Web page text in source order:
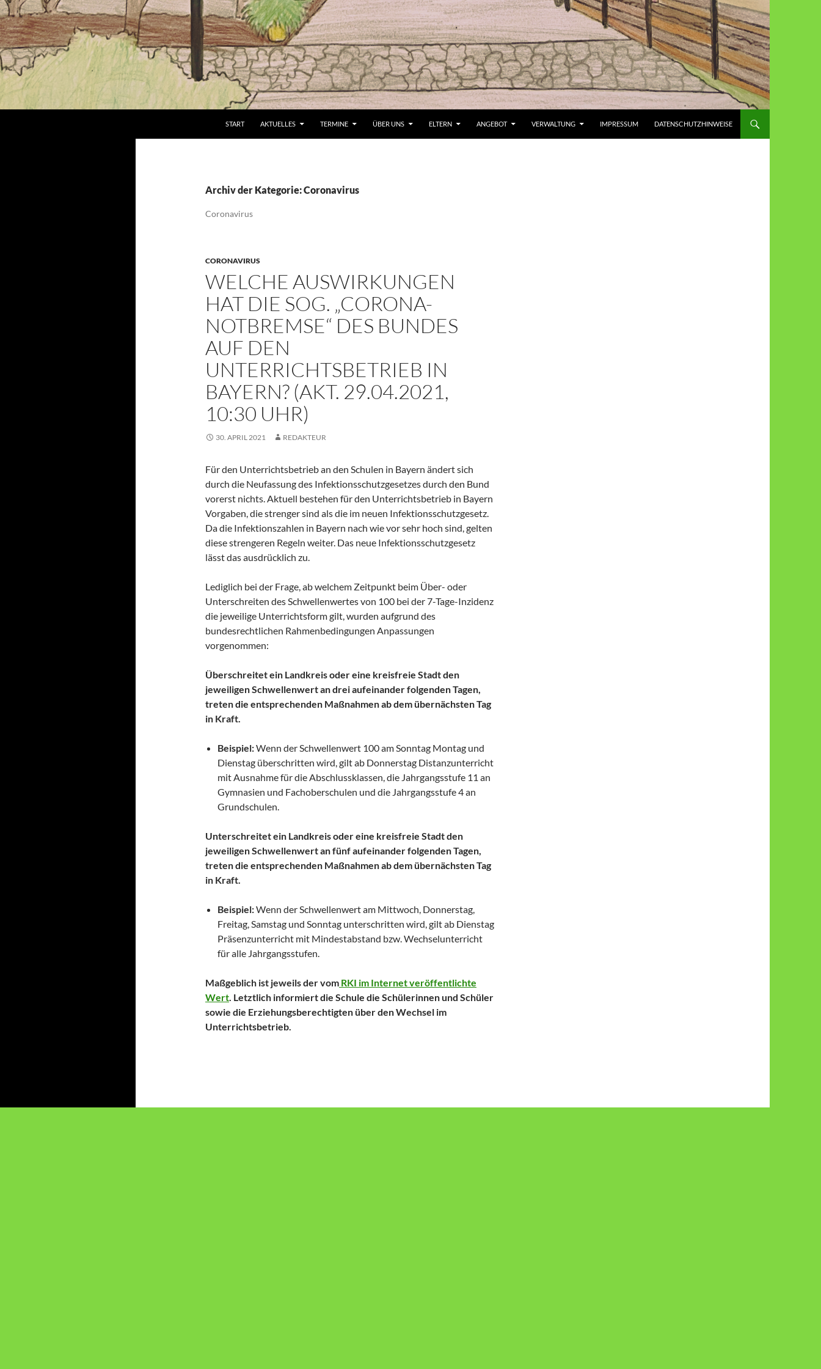
START AKTUELLES TERMINE ÜBER UNS ELTERN ANGEBOT VERWALTUNG IMPRESSUM DATENSCHUTZHINWEISE
Archiv der Kategorie: Coronavirus
Coronavirus
CORONAVIRUS
WELCHE AUSWIRKUNGEN
HAT DIE SOG. „CORONA-
NOTBREMSE“ DES BUNDES
AUF DEN
UNTERRICHTSBETRIEB IN
BAYERN? (AKT. 29.04.2021,
10:30 UHR)
30. APRIL 2021 REDAKTEUR
Für den Unterrichtsbetrieb an den Schulen in Bayern ändert sich
durch die Neufassung des Infektionsschutzgesetzes durch den Bund
vorerst nichts. Aktuell bestehen für den Unterrichtsbetrieb in Bayern
Vorgaben, die strenger sind als die im neuen Infektionsschutzgesetz.
Da die Infektionszahlen in Bayern nach wie vor sehr hoch sind, gelten
diese strengeren Regeln weiter. Das neue Infektionsschutzgesetz
lässt das ausdrücklich zu.
Lediglich bei der Frage, ab welchem Zeitpunkt beim Über- oder
Unterschreiten des Schwellenwertes von 100 bei der 7-Tage-Inzidenz
die jeweilige Unterrichtsform gilt, wurden aufgrund des
bundesrechtlichen Rahmenbedingungen Anpassungen
vorgenommen:
Überschreitet ein Landkreis oder eine kreisfreie Stadt den
jeweiligen Schwellenwert an drei aufeinander folgenden Tagen,
treten die entsprechenden Maßnahmen ab dem übernächsten Tag
in Kraft.
Beispiel:Wenn der Schwellenwert 100 am Sonntag Montag und
Dienstag überschritten wird, gilt ab Donnerstag Distanzunterricht
mit Ausnahme für die Abschlussklassen, die Jahrgangsstufe 11 an
Gymnasien und Fachoberschulen und die Jahrgangsstufe 4 an
Grundschulen.
Unterschreitet ein Landkreis oder eine kreisfreie Stadt den
jeweiligen Schwellenwert an fünf aufeinander folgenden Tagen,
treten die entsprechenden Maßnahmen ab dem übernächsten Tag
in Kraft.
Beispiel:Wenn der Schwellenwert am Mittwoch, Donnerstag,
Freitag, Samstag und Sonntag unterschritten wird, gilt ab Dienstag
Präsenzunterricht mit Mindestabstand bzw. Wechselunterricht
für alle Jahrgangsstufen.
Maßgeblich ist jeweils der vom RKI im Internet veröffentlichte
Wert. Letztlich informiert die Schule die Schülerinnen und Schüler
sowie die Erziehungsberechtigten über den Wechsel im
Unterrichtsbetrieb.